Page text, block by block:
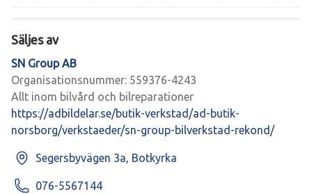
Säljes av
SN Group AB
Organisationsnummer: 559376-4243
Allt inom bilvård och bilreparationer
https://adbildelar.se/butik-verkstad/ad-butik-
norsborg/verkstaeder/sn-group-bilverkstad-rekond/
Segersbyvägen 3a, Botkyrka
076-5567144